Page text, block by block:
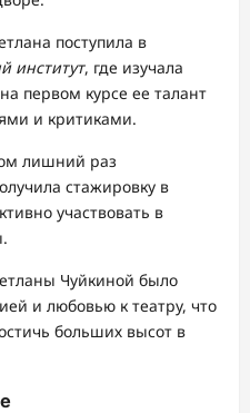
поступила в
институт, где изучала
первом курсе ее талант
и критиками.
лишний раз
стажировку в
участвовать в
Чуйкиной было
и любовью к театру, что
больших высот в